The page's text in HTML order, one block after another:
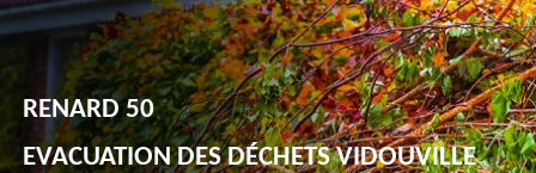
RENARD 50
EVACUATION DES DÉCHETS VIDOUVILLE